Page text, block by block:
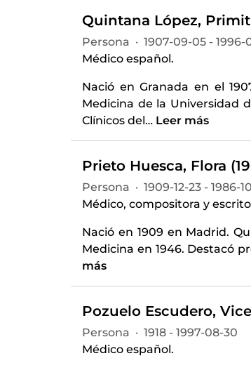
Quintana López,
Persona · 1907-09-05 - 1996-
Médico español.
Nació en Granada en el
Medicina de la Universidad
Clínicos del… Leer más
Prieto
Persona · 1909-12-23 - 1986-
Médico, compositora y
Nació en 1909 en Madrid.
Medicina en 1946. Destacó
más
Pozuelo Escudero,
Persona · 1918 - 1997-08-30
Médico español.